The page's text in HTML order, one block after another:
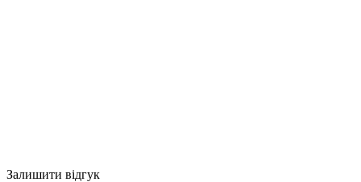
Залишити відгук